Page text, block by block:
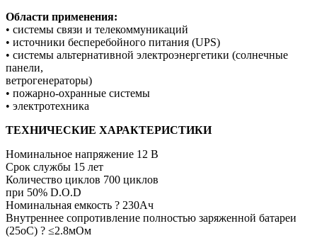
Области применения:
• системы связи и телекоммуникаций
• источники бесперебойного питания (UPS)
• системы альтернативной электроэнергетики (солнечные
панели,
ветрогенераторы)
• пожарно-охранные системы
• электротехника
ТЕХНИЧЕСКИЕ ХАРАКТЕРИСТИКИ
Номинальное напряжение 12 В
Срок службы 15 лет
Количество циклов 700 циклов
при 50% D.O.D
Номинальная емкость ? 230Ач
Внутреннее сопротивление полностью заряженной батареи
(25оС) ? ≤2.8мОм